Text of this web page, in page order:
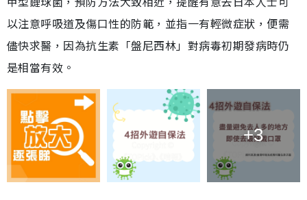
以注意呼吸道及傷口性的防範，並指一有輕微症狀，便需
儘快求醫，因為抗生素「盤尼西林」對病毒初期發病時仍
是相當有效。
+3